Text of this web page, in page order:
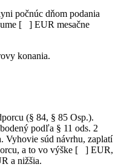
počnúc dňom podania
[ ] EUR mesačne
konania.
(§ 84, § 85 Osp.).
podľa § 11 ods. 2
Vyhovie súd návrhu, zaplatí
a to vo výške [ ] EUR,
a nižšia.